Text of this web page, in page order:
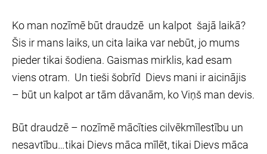
Ko man nozīmē būt draudzē un kalpot šajā laikā?
Šis ir mans laiks, un cita laika var nebūt, jo mums
pieder tikai šodiena. Gaismas mirklis, kad esam
viens otram. Un tieši šobrīd Dievs mani ir aicinājis
– būt un kalpot ar tām dāvanām, ko Viņš man devis.
Būt draudzē – nozīmē mācīties cilvēkmīlestību un
nesavtību…tikai Dievs māca mīlēt, tikai Dievs māca